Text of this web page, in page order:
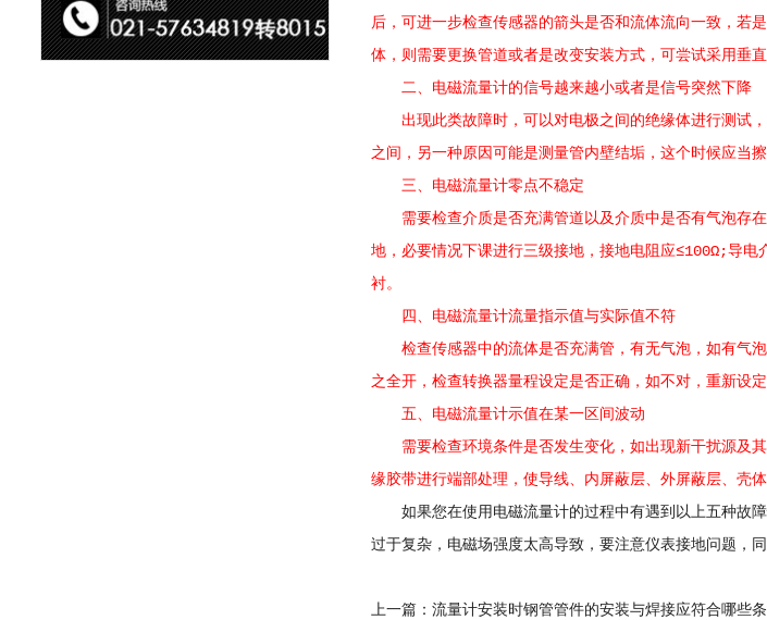
后，可进一步检查传感器的箭头是否和流体流向一致，若
体，则需要更换管道或者是改变安装方式，可尝试采用垂直
二、电磁流量计的信号越来越小或者是信号突然下降
出现此类故障时，可以对电极之间的绝缘体进行测试，
之间，另一种原因可能是测量管内壁结垢，这个时候应当
三、电磁流量计零点不稳定
需要检查介质是否充满管道以及介质中是否有气泡存在
地，必要情况下课进行三级接地，接地电阻应≤100Ω;导
衬。
四、电磁流量计流量指示值与实际值不符
检查传感器中的流体是否充满管，有无气泡，如有气泡
之全开，检查转换器量程设定是否正确，如不对，重新设定
五、电磁流量计示值在某一区间波动
需要检查环境条件是否发生变化，如出现新干扰源及其
缘胶带进行端部处理，使导线、内屏蔽层、外屏蔽层、壳体
如果您在使用电磁流量计的过程中有遇到以上五种故障
过于复杂，电磁场强度太高导致，要注意仪表接地问题，
上一篇： 流量计安装时钢管管件的安装与焊接应符合哪些